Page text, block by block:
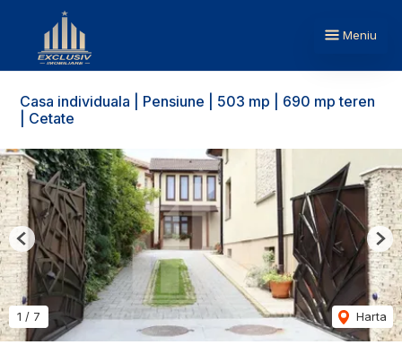
Meniu
Casa individuala | Pensiune | 503 mp | 690 mp teren
| Cetate
1 / 7 Harta
Previous